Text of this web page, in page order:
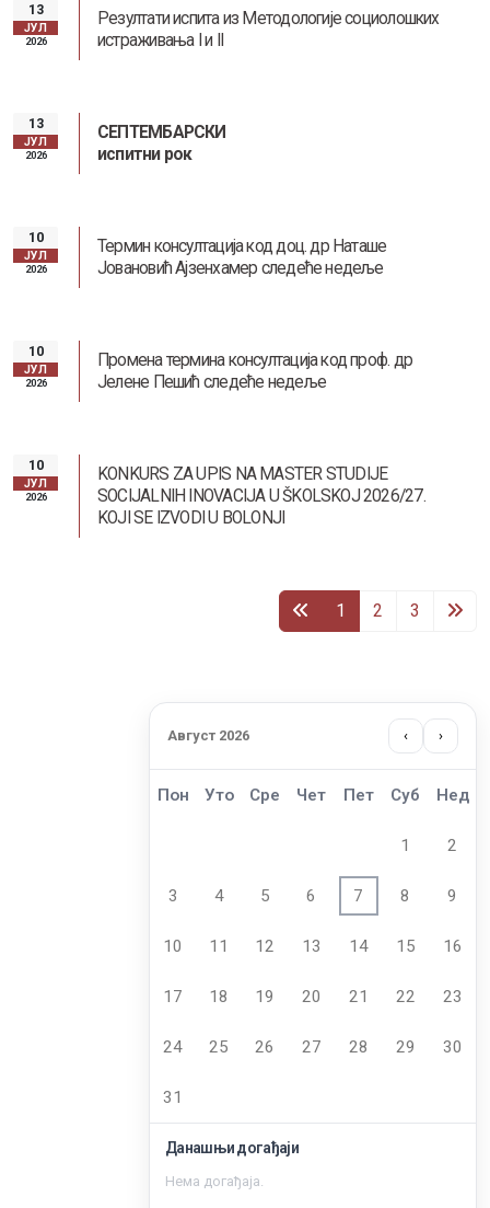
13
ЈУЛ
2026
Резултати испита из Методологије социолошких
истраживања I и II
13
ЈУЛ
2026
СЕПТЕМБАРСКИ
испитни рок
10
ЈУЛ
2026
Термин консултација код доц. др Наташе
Јовановић Ајзенхамер следеће недеље
10
ЈУЛ
2026
Промена термина консултација код проф. др
Јелене Пешић следеће недеље
10
ЈУЛ
2026
KONKURS ZA UPIS NA MASTER STUDIJE
SOCIJALNIH INOVACIJA U ŠKOLSKOJ 2026/27.
KOJI SE IZVODI U BOLONJI
1 2 3
Август 2026 ‹ ›
Пон Уто Сре Чет Пет Суб Нед
1 2
3 4 5 6 7 8 9
10 11 12 13 14 15 16
17 18 19 20 21 22 23
24 25 26 27 28 29 30
31
Данашњи догађаји
Нема догађаја.
Заштита од сексуалног узнемиравања и уцењивања
Наслеђе Андреја Митровића